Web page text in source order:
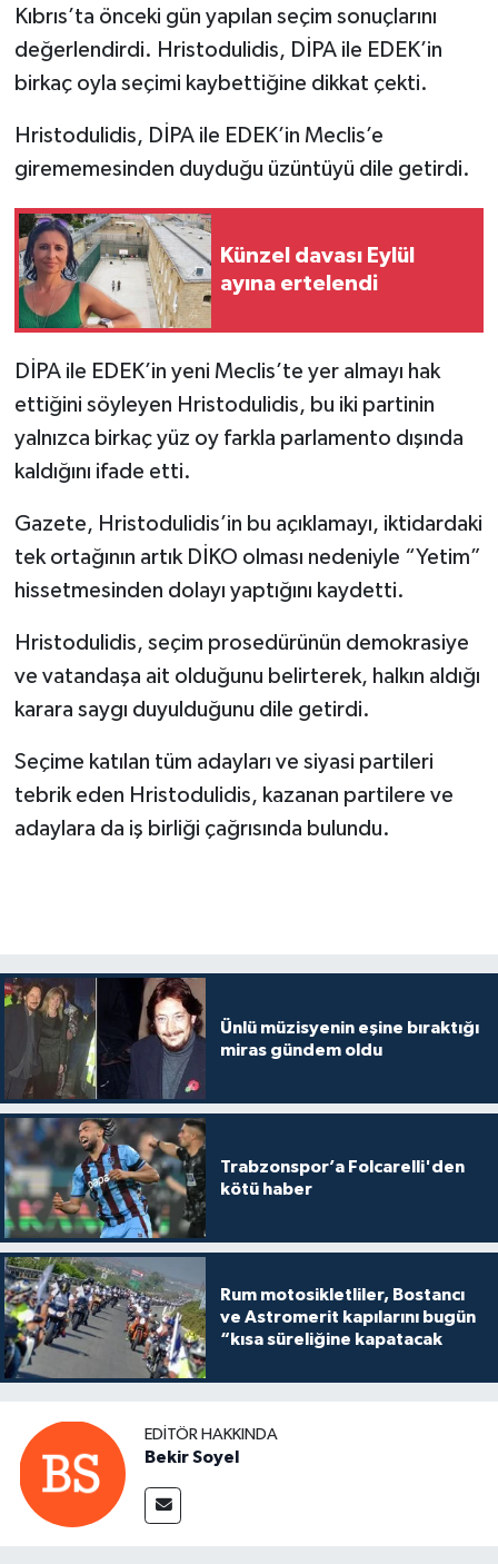
Kıbrıs’ta önceki gün yapılan seçim sonuçlarını
değerlendirdi. Hristodulidis, DİPA ile EDEK’in
birkaç oyla seçimi kaybettiğine dikkat çekti.
Hristodulidis, DİPA ile EDEK’in Meclis’e
girememesinden duyduğu üzüntüyü dile getirdi.
Künzel davası Eylül
ayına ertelendi
DİPA ile EDEK’in yeni Meclis’te yer almayı hak
ettiğini söyleyen Hristodulidis, bu iki partinin
yalnızca birkaç yüz oy farkla parlamento dışında
kaldığını ifade etti.
Gazete, Hristodulidis’in bu açıklamayı, iktidardaki
tek ortağının artık DİKO olması nedeniyle “Yetim”
hissetmesinden dolayı yaptığını kaydetti.
Hristodulidis, seçim prosedürünün demokrasiye
ve vatandaşa ait olduğunu belirterek, halkın aldığı
karara saygı duyulduğunu dile getirdi.
Seçime katılan tüm adayları ve siyasi partileri
tebrik eden Hristodulidis, kazanan partilere ve
adaylara da iş birliği çağrısında bulundu.
Ünlü müzisyenin eşine bıraktığı
miras gündem oldu
Trabzonspor’a Folcarelli'den
kötü haber
Rum motosikletliler, Bostancı
ve Astromerit kapılarını bugün
“kısa süreliğine kapatacak
EDITÖR HAKKINDA
Bekir Soyel